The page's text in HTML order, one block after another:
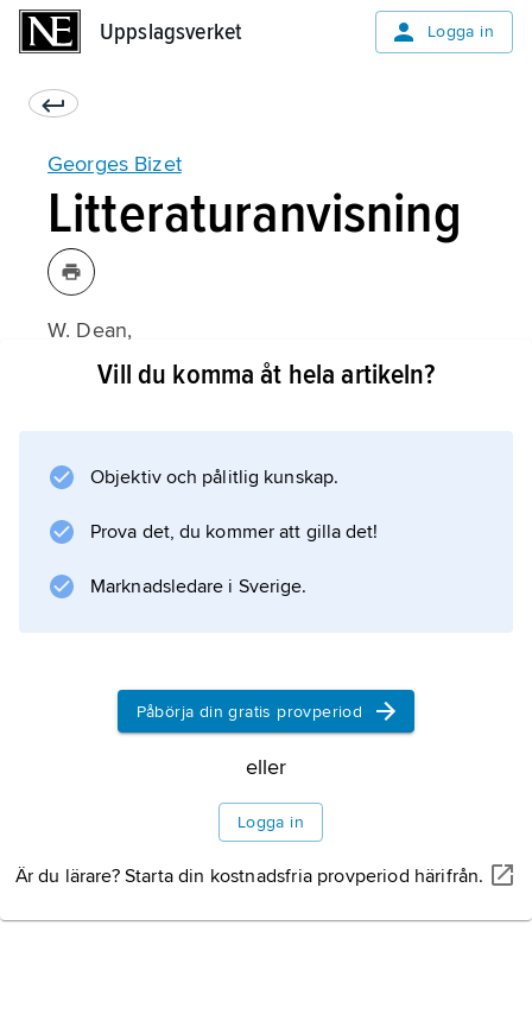
Uppslagsverket Logga in
Georges Bizet
Litteraturanvisning
W. Dean,
Georges Bizet: His Life and Work
Vill du komma åt hela artikeln?
Objektiv och pålitlig kunskap.
Prova det, du kommer att gilla det!
Marknadsledare i Sverige.
Påbörja din gratis provperiod
eller
Logga in
Är du lärare? Starta din kostnadsfria provperiod härifrån.